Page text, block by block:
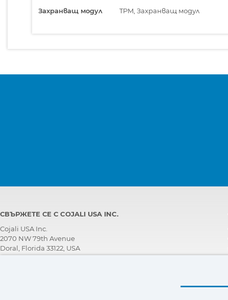
Захранващ модул TPM, Захранващ модул
СВЪРЖЕТЕ СЕ С COJALI USA INC.
Cojali USA Inc.
2070 NW 79th Avenue
Doral, Florida 33122, USA